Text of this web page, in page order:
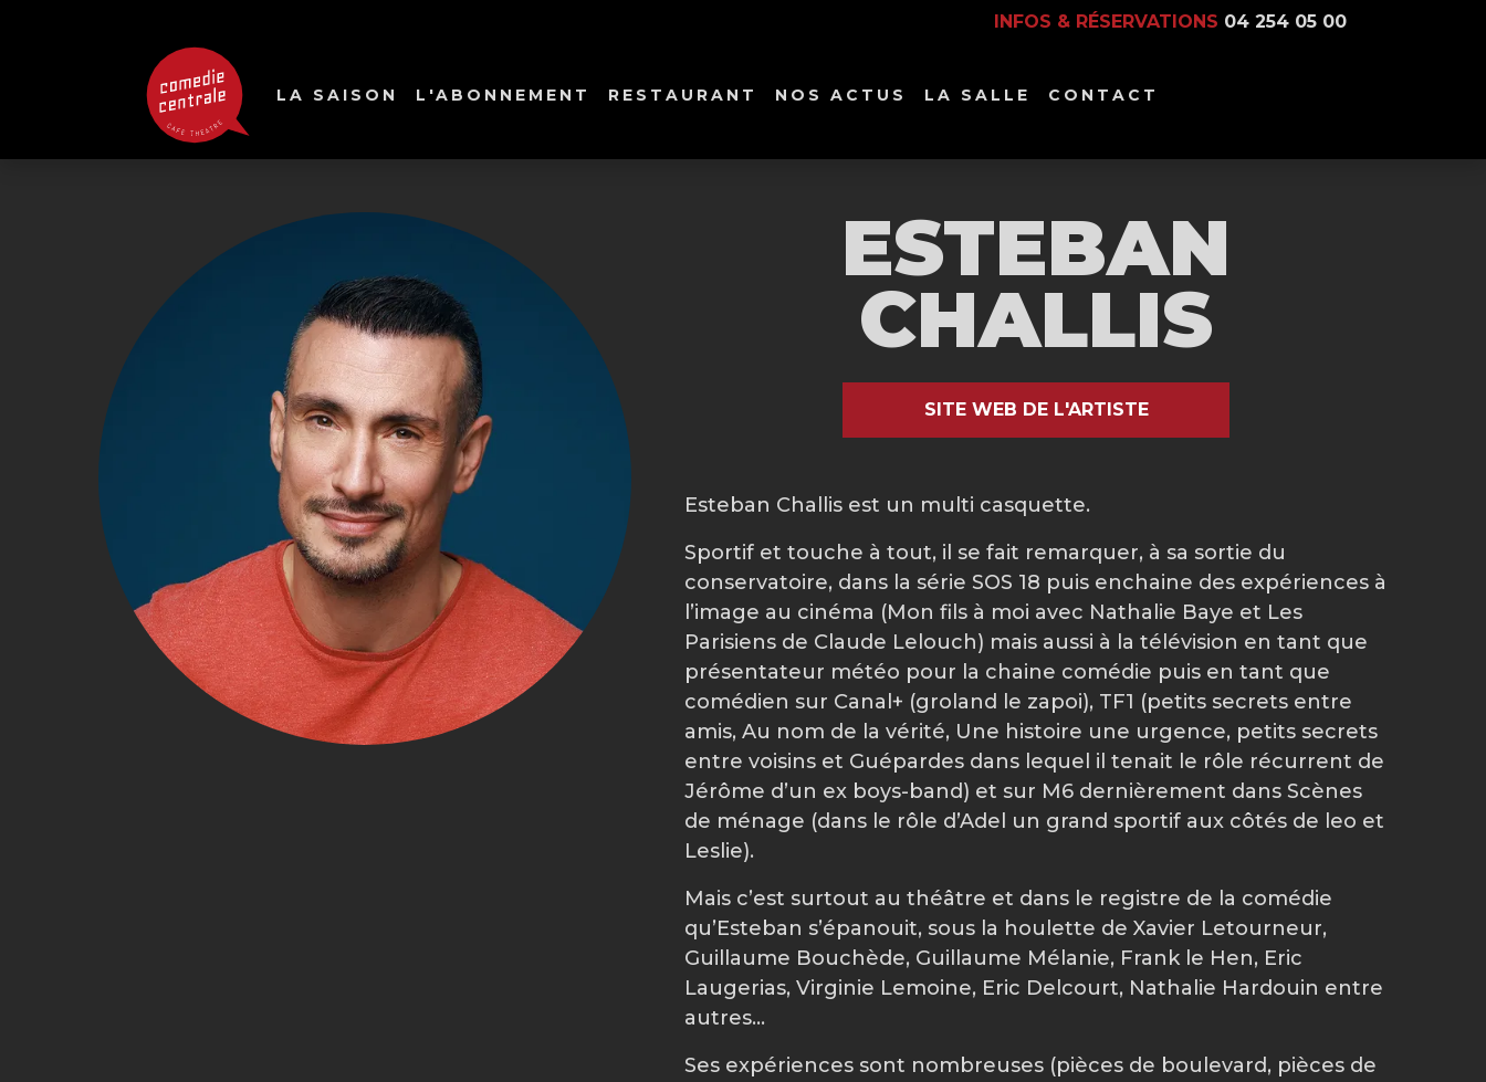
INFOS & RÉSERVATIONS 04 254 05 00
LA SAISON L'ABONNEMENT RESTAURANT NOS ACTUS LA SALLE CONTACT
ESTEBAN
CHALLIS
SITE WEB DE L'ARTISTE
Esteban Challis est un multi casquette.
Sportif et touche à tout, il se fait remarquer, à sa sortie du
conservatoire, dans la série SOS 18 puis enchaine des expériences à
l’image au cinéma (Mon fils à moi avec Nathalie Baye et Les
Parisiens de Claude Lelouch) mais aussi à la télévision en tant que
présentateur météo pour la chaine comédie puis en tant que
comédien sur Canal+ (groland le zapoi), TF1 (petits secrets entre
amis, Au nom de la vérité, Une histoire une urgence, petits secrets
entre voisins et Guépardes dans lequel il tenait le rôle récurrent de
Jérôme d’un ex boys-band) et sur M6 dernièrement dans Scènes
de ménage (dans le rôle d’Adel un grand sportif aux côtés de leo et
Leslie).
Mais c’est surtout au théâtre et dans le registre de la comédie
qu’Esteban s’épanouit, sous la houlette de Xavier Letourneur,
Guillaume Bouchède, Guillaume Mélanie, Frank le Hen, Eric
Laugerias, Virginie Lemoine, Eric Delcourt, Nathalie Hardouin entre
autres...
Ses expériences sont nombreuses (pièces de boulevard, pièces de